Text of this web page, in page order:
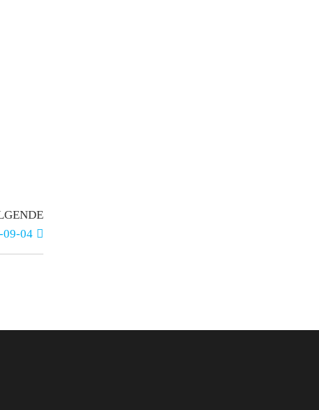
09-04